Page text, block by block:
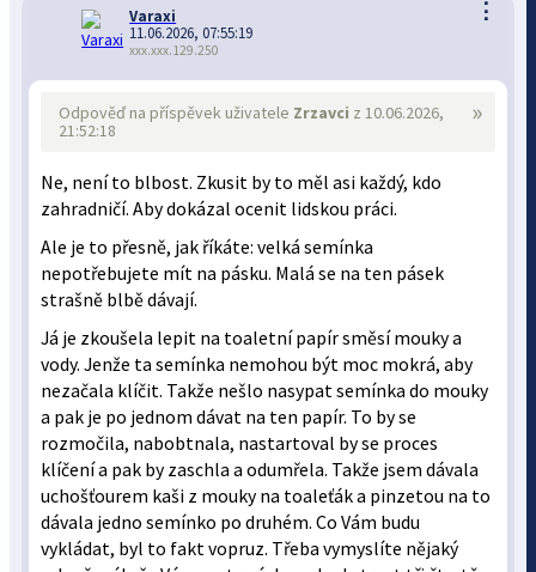
⋮
Varaxi
11.06.2026, 07:55:19
xxx.xxx.129.250
»
Odpověď na příspěvek uživatele Zrzavci z 10.06.2026,
21:52:18
Ne, není to blbost. Zkusit by to měl asi každý, kdo
zahradničí. Aby dokázal ocenit lidskou práci.
Ale je to přesně, jak říkáte: velká semínka
nepotřebujete mít na pásku. Malá se na ten pásek
strašně blbě dávají.
Já je zkoušela lepit na toaletní papír směsí mouky a
vody. Jenže ta semínka nemohou být moc mokrá, aby
nezačala klíčit. Takže nešlo nasypat semínka do mouky
a pak je po jednom dávat na ten papír. To by se
rozmočila, nabobtnala, nastartoval by se proces
klíčení a pak by zaschla a odumřela. Takže jsem dávala
uchošťourem kaši z mouky na toaleťák a pinzetou na to
dávala jedno semínko po druhém. Co Vám budu
vykládat, byl to fakt vopruz. Třeba vymyslíte nějaký